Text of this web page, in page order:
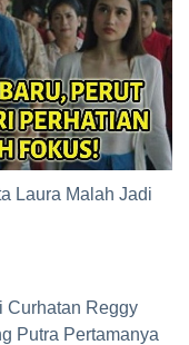
Laura Malah Jadi
Curhatan Reggy
Putra Pertamanya